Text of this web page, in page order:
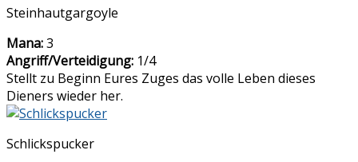
Steinhautgargoyle
Mana:3
Angriff/Verteidigung: 1/4
Stellt zu Beginn Eures Zuges das volle Leben dieses
Dieners wieder her.
Schlickspucker